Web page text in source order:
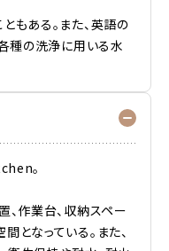
もある。また、英語の
種の洗浄に用いる水
。
、作業台、収納スペー
となっている。また、